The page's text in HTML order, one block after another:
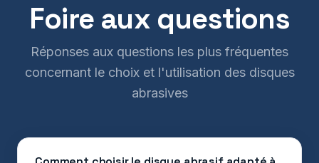
Foire aux questions
Réponses aux questions les plus fréquentes
concernant le choix et l'utilisation des disques
abrasives